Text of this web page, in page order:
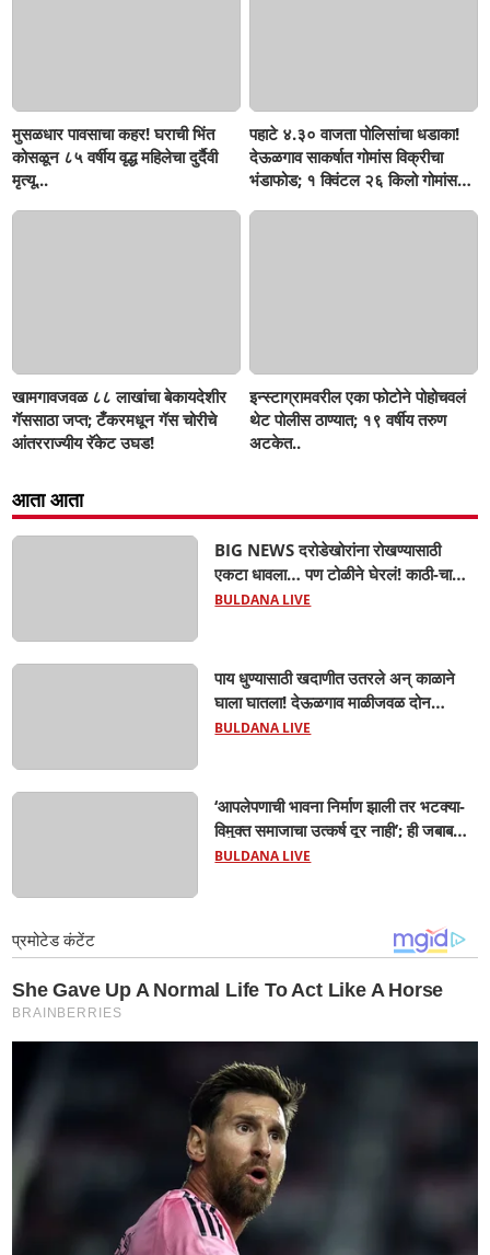
मुसळधार पावसाचा कहर! घराची भिंत
कोसळून ८५ वर्षीय वृद्ध महिलेचा दुर्दैवी
मृत्यू...
पहाटे ४.३० वाजता पोलिसांचा धडाका!
देऊळगाव साकर्षात गोमांस विक्रीचा
भंडाफोड; १ क्विंटल २६ किलो गोमांस
खामगावजवळ ८८ लाखांचा बेकायदेशीर
गॅससाठा जप्त; टँकरमधून गॅस चोरीचे
आंतरराज्यीय रॅकेट उघड!
इन्स्टाग्रामवरील एका फोटोने पोहोचवलं
थेट पोलीस ठाण्यात; १९ वर्षीय तरुण
अटकेत..
आता आता
BIG NEWS दरोडेखोरांना रोखण्यासाठी
एकटा धावला… पण टोळीने घेरलं! काठी-चाकूचे
सपासप वार; ५२ वर्षीय शेतकऱ्याचा दुर्दैवी अंत!
BULDANA LIVE
पाय धुण्यासाठी खदाणीत उतरले अन् काळाने
घाला घातला! देऊळगाव माळीजवळ दोन
चिमुकल्यांचा बुडून दुर्दैवी मृत्यू; कोराडी प्रकल्प
BULDANA LIVE
‘आपलेपणाची भावना निर्माण झाली तर भटक्या-
विमुक्त समाजाचा उत्कर्ष दूर नाही’; ही जबाबदारी
केवळ सरकारची नाही,आपल्या सर्वांची !
BULDANA LIVE